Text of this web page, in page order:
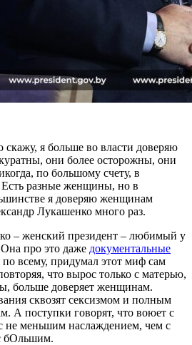
скажу, я больше во власти доверяю
они более осторожны, они
по большому счету, в
разные женщины, но в
я доверяю женщинам
Лукашенко много раз.
– женский президент – любимый у
про это даже документальные
по всему, придумал этот миф сам
что вырос только с матерью,
больше доверяет женщинам.
сквозят сексизмом и полным
А поступки говорят, что воюет с
меньшим наслаждением, чем с
бОльшим.